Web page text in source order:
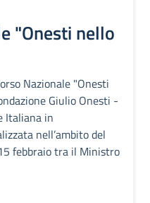
"Onesti nello
Nazionale "Onesti
Giulio Onesti -
Italiana in
nell’ambito del
febbraio tra il Ministro